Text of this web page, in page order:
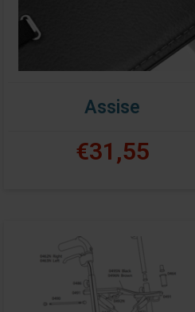
Assise
€31,55